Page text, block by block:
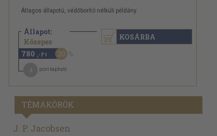
Átlagos állapotú, védőborító nélküli példány.
Állapot:
Közepes
980 Ft
780 ,-Ft 20
pont kapható
KOSÁRBA
TÉMAKÖRÖK
J. P. Jacobsen